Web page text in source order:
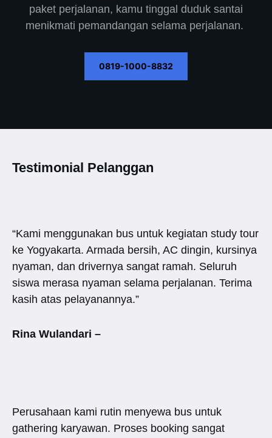
paket perjalanan, kamu tinggal duduk santai
menikmati pemandangan selama perjalanan.
0819-1000-8832
Testimonial Pelanggan
“Kami menggunakan bus untuk kegiatan study tour
ke Yogyakarta. Armada bersih, AC dingin, kursinya
nyaman, dan drivernya sangat ramah. Seluruh
siswa merasa nyaman selama perjalanan. Terima
kasih atas pelayanannya.”
Rina Wulandari –
Perusahaan kami rutin menyewa bus untuk
gathering karyawan. Proses booking sangat